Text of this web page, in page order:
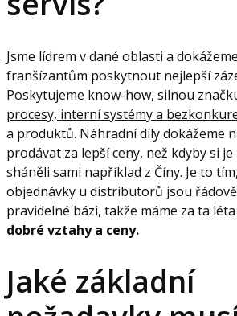
Jsme lídrem v dané oblasti a
franšízantům poskytnout nejlepší
Poskytujeme know-how, silnou
procesy, interní systémy a
a produktů. Náhradní díly dokážeme
prodávat za lepší ceny, než kdyby si
sháněli sami například z Číny. Je to
objednávky u distributorů jsou
pravidelné bázi, takže máme za ta
dobré vztahy a ceny.
Jaké základní